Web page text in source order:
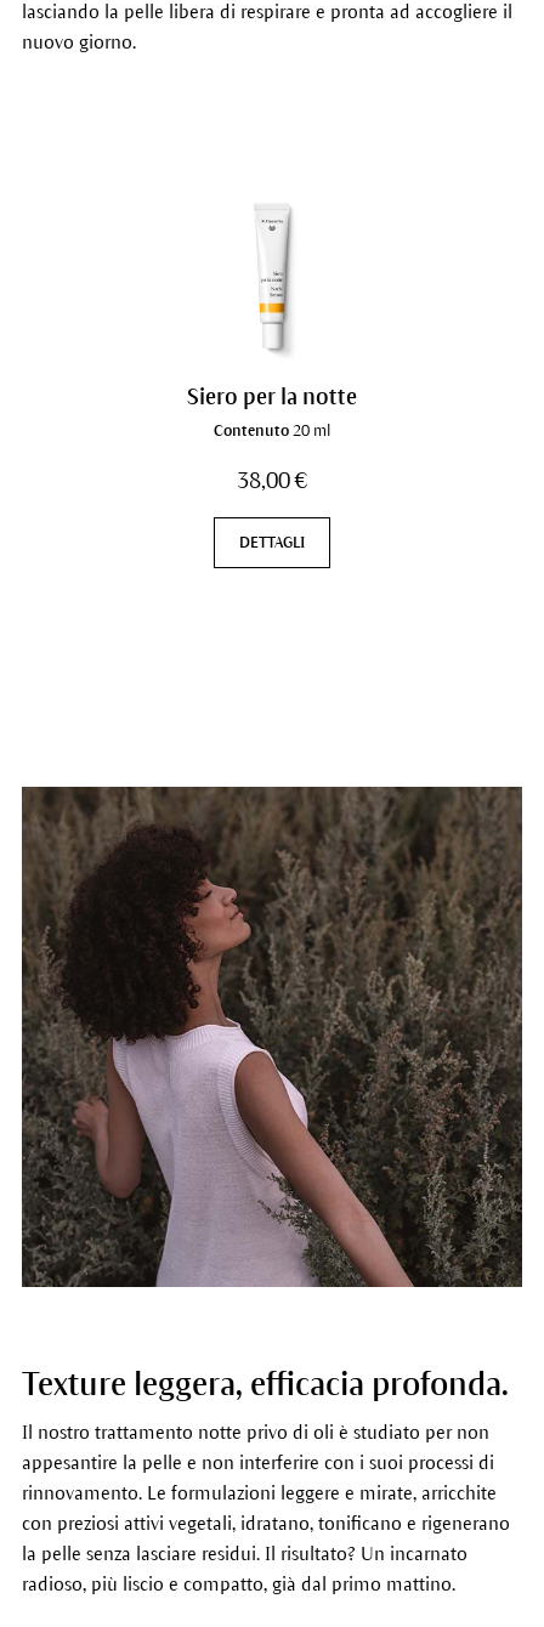
lasciando la pelle libera di respirare e pronta ad accogliere il
nuovo giorno.
Siero per la notte
Contenuto 20 ml
38,00 €
DETTAGLI
Texture leggera, efficacia profonda.
Il nostro trattamento notte privo di oli è studiato per non
appesantire la pelle e non interferire con i suoi processi di
rinnovamento. Le formulazioni leggere e mirate, arricchite
con preziosi attivi vegetali, idratano, tonificano e rigenerano
la pelle senza lasciare residui. Il risultato? Un incarnato
radioso, più liscio e compatto, già dal primo mattino.